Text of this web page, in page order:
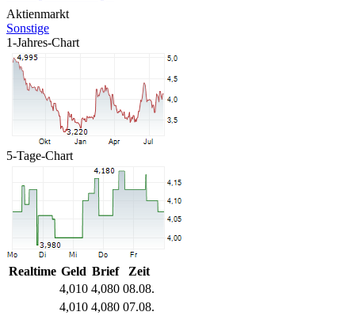
Aktienmarkt
Sonstige
1-Jahres-Chart
5-Tage-Chart
Realtime Geld Brief
Zeit
4,010 4,080 08.08.
4,010 4,080 07.08.